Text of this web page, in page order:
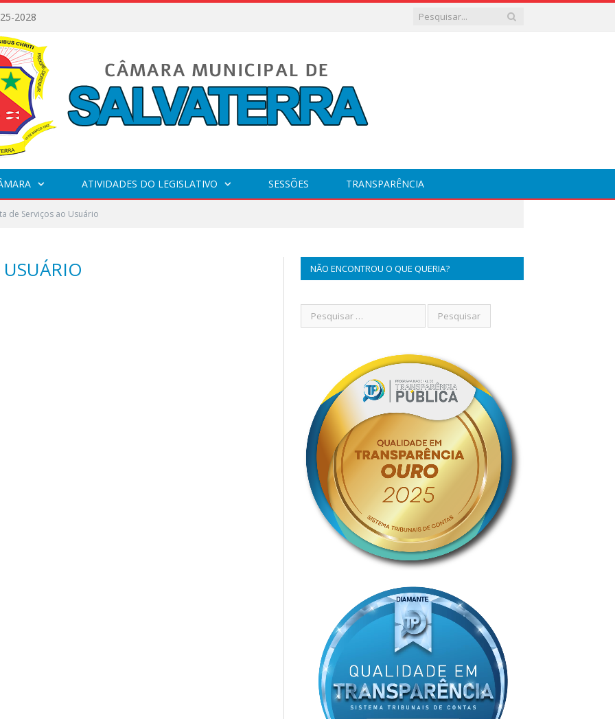
2028
ATIVIDADES DO LEGISLATIVO SESSÕES TRANSPARÊNCIA
de Serviços ao Usuário
NÃO ENCONTROU O QUE QUERIA?